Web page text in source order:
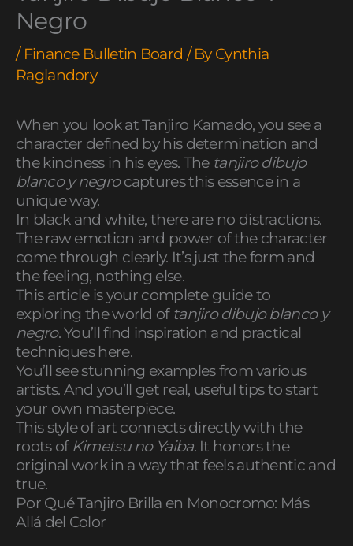
Negro
/ Finance Bulletin Board / By Cynthia
Raglandory
When you look at Tanjiro Kamado, you see a
character defined by his determination and
the kindness in his eyes. The tanjiro dibujo
blanco y negrocaptures this essence in a
unique way.
In black and white, there are no distractions.
The raw emotion and power of the character
come through clearly. It’s just the form and
the feeling, nothing else.
This article is your complete guide to
exploring the world of tanjiro dibujo blanco y
negro. You’ll find inspiration and practical
techniques here.
You’ll see stunning examples from various
artists. And you’ll get real, useful tips to start
your own masterpiece.
This style of art connects directly with the
roots of Kimetsu no Yaiba. It honors the
original work in a way that feels authentic and
true.
Por Qué Tanjiro Brilla en Monocromo: Más
Allá del Color